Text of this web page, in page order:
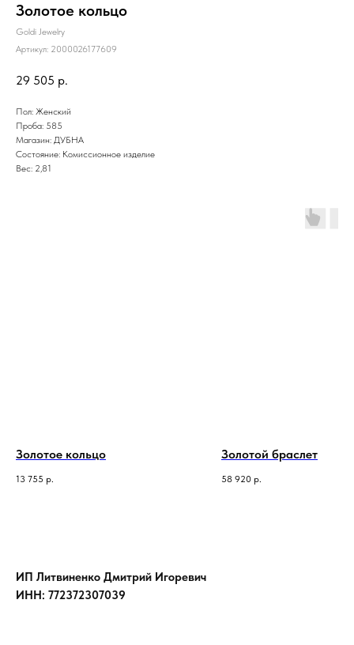
Золотое кольцо
Goldi Jewelry
Артикул: 2000026177609
29 505 р.
Пол: Женский
Проба: 585
Магазин: ДУБНА
Состояние: Комиссионное изделие
Вес: 2,81
Золотое кольцо
13 755 р.
Золотой браслет
58 920 р.
ИП Литвиненко Дмитрий Игоревич
ИНН: 772372307039